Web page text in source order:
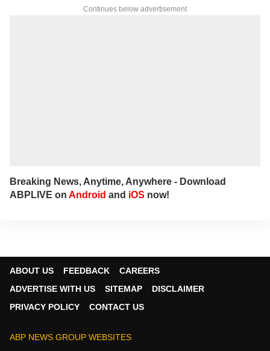
ఏబీపీ దేశంలో గత నాలుగేళ్ల నుంచి న్యూస్
Continues below advertisement
Breaking News, Anytime, Anywhere - Download
ABPLIVE on Android and iOS now!
ABOUT US FEEDBACK
CAREERS
ADVERTISE WITH US
SITEMAP
DISCLAIMER
PRIVACY POLICY
CONTACT US
ABP NEWS GROUP WEBSITES